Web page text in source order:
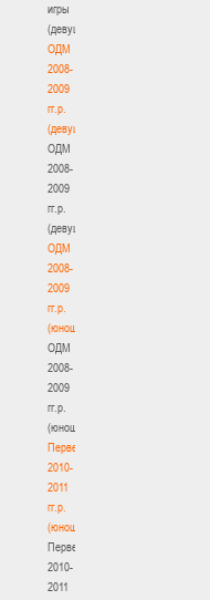
игры
(девушки)
ОДМ
2008-
2009
гг.р.
(девушки)
ОДМ
2008-
2009
гг.р.
(девушки)
ОДМ
2008-
2009
гг.р.
(юноши)
ОДМ
2008-
2009
гг.р.
(юноши)
Первенство
2010-
2011
гг.р.
(юноши)
Первенство
2010-
2011